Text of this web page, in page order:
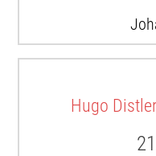
Hugo